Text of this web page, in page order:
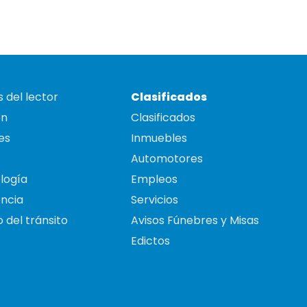
del lector
del tránsito
Clasificados
Clasificados
Inmuebles
Automotores
Empleos
Servicios
Avisos Fúnebres y Misas
Edictos